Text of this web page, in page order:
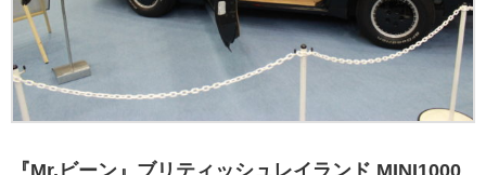
『Mr.ビーン』ブリティッシュレイランド MINI1000